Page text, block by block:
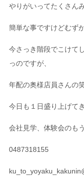
やりがいってたくさん
簡単な事ですけどむ
今さっき階段でこけて
っのですが、
年配の奥様店員さんの
今日も１日盛り上げて
会社見学、体験会のも
0487318155